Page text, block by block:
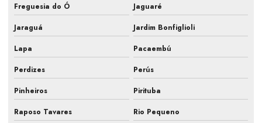
Fiscalização de instalação hvac
Fiscalização de obra ar condicionado
Fiscalização obra de climatização
Freguesia do Ó
Jaguaré
Jaraguá
Jardim Bonfiglioli
Lapa
Pacaembú
Perdizes
Perús
Pinheiros
Pirituba
Raposo Tavares
Rio Pequeno